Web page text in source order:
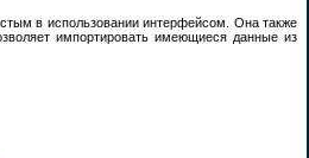
в использовании интерфейсом. Она также
импортировать имеющиеся данные из